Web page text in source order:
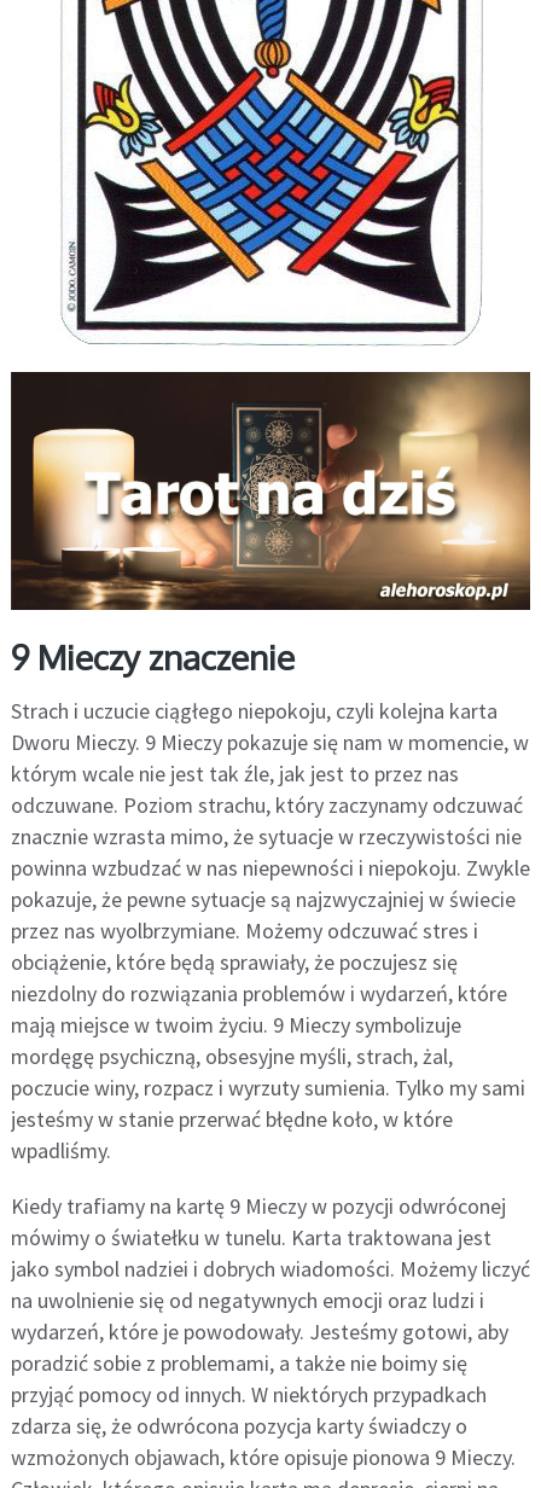
9 Mieczy znaczenie
Strach i uczucie ciągłego niepokoju, czyli kolejna karta
Dworu Mieczy. 9 Mieczy pokazuje się nam w momencie, w
którym wcale nie jest tak źle, jak jest to przez nas
odczuwane. Poziom strachu, który zaczynamy odczuwać
znacznie wzrasta mimo, że sytuacje w rzeczywistości nie
powinna wzbudzać w nas niepewności i niepokoju. Zwykle
pokazuje, że pewne sytuacje są najzwyczajniej w świecie
przez nas wyolbrzymiane. Możemy odczuwać stres i
obciążenie, które będą sprawiały, że poczujesz się
niezdolny do rozwiązania problemów i wydarzeń, które
mają miejsce w twoim życiu. 9 Mieczy symbolizuje
mordęgę psychiczną, obsesyjne myśli, strach, żal,
poczucie winy, rozpacz i wyrzuty sumienia. Tylko my sami
jesteśmy w stanie przerwać błędne koło, w które
wpadliśmy.
Kiedy trafiamy na kartę 9 Mieczy w pozycji odwróconej
mówimy o światełku w tunelu. Karta traktowana jest
jako symbol nadziei i dobrych wiadomości. Możemy liczyć
na uwolnienie się od negatywnych emocji oraz ludzi i
wydarzeń, które je powodowały. Jesteśmy gotowi, aby
poradzić sobie z problemami, a także nie boimy się
przyjąć pomocy od innych. W niektórych przypadkach
zdarza się, że odwrócona pozycja karty świadczy o
wzmożonych objawach, które opisuje pionowa 9 Mieczy.